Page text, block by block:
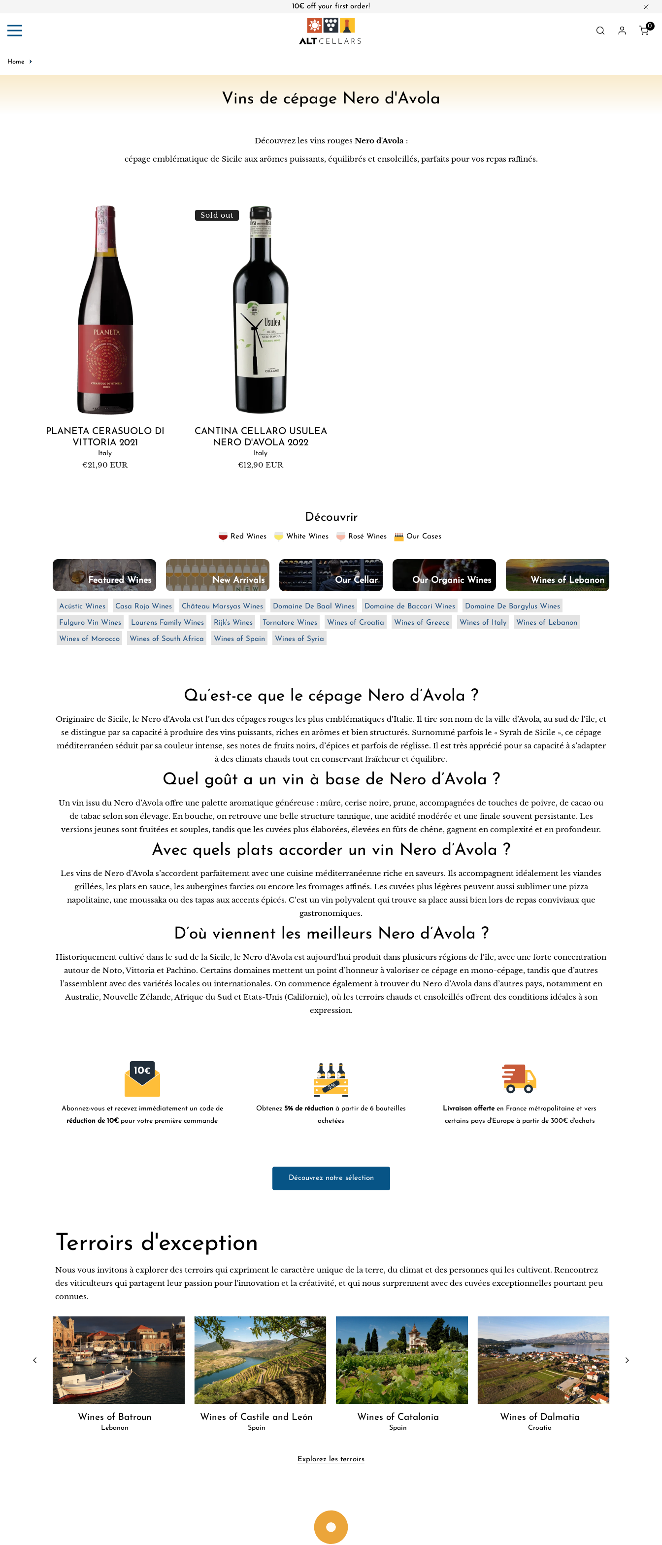
10€ off your first order!
Log in
0
Home
C
l
t
Vins de cépage Nero d'Avola
Découvrez les vins rouges Nero d'Avola:
cépage emblématique de Sicile aux arômes puissants, équilibrés et ensoleillés, parfaits pour vos repas raffinés.
Add to cart
PLANETA CERASUOLO DI
VITTORIA 2021
Italy
Regular
price
€21,90 EUR
Cantina
Sold out
Sold out
CANTINA CELLARO USULEA
NERO D'AVOLA 2022
Italy
Regular
price
€12,90 EUR
Découvrir
Red Wines White Wines Rosé Wines Our Cases
Featured Wines New Arrivals Our Cellar Our Organic Wines Wines of Lebanon
Acústic Wines Casa Rojo Wines Château Marsyas Wines Domaine De Baal Wines Domaine de Baccari Wines Domaine De Bargylus Wines
Fulguro Vin Wines Lourens Family Wines Rijk's Wines Tornatore Wines Wines of Croatia Wines of Greece Wines of Italy Wines of Lebanon
Wines of Morocco Wines of South Africa Wines of Spain Wines of Syria
Qu’est-ce que le cépage Nero d’Avola ?
Originaire de Sicile, le Nero d’Avola est l’un des cépages rouges les plus emblématiques d’Italie. Il tire son nom de la ville d’Avola, au sud de l’île, et
se distingue par sa capacité à produire des vins puissants, riches en arômes et bien structurés. Surnommé parfois le « Syrah de Sicile », ce cépage
méditerranéen séduit par sa couleur intense, ses notes de fruits noirs, d’épices et parfois de réglisse. Il est très apprécié pour sa capacité à s’adapter
à des climats chauds tout en conservant fraîcheur et équilibre.
Quel goût a un vin à base de Nero d’Avola ?
Un vin issu du Nero d’Avola offre une palette aromatique généreuse : mûre, cerise noire, prune, accompagnées de touches de poivre, de cacao ou
de tabac selon son élevage. En bouche, on retrouve une belle structure tannique, une acidité modérée et une finale souvent persistante. Les
versions jeunes sont fruitées et souples, tandis que les cuvées plus élaborées, élevées en fûts de chêne, gagnent en complexité et en profondeur.
Avec quels plats accorder un vin Nero d’Avola ?
Les vins de Nero d’Avola s’accordent parfaitement avec une cuisine méditerranéenne riche en saveurs. Ils accompagnent idéalement les viandes
grillées, les plats en sauce, les aubergines farcies ou encore les fromages affinés. Les cuvées plus légères peuvent aussi sublimer une pizza
napolitaine, une moussaka ou des tapas aux accents épicés. C’est un vin polyvalent qui trouve sa place aussi bien lors de repas conviviaux que
gastronomiques.
D’où viennent les meilleurs Nero d’Avola ?
Historiquement cultivé dans le sud de la Sicile, le Nero d’Avola est aujourd’hui produit dans plusieurs régions de l’île, avec une forte concentration
autour de Noto, Vittoria et Pachino. Certains domaines mettent un point d’honneur à valoriser ce cépage en mono-cépage, tandis que d’autres
l’assemblent avec des variétés locales ou internationales. On commence également à trouver du Nero d’Avola dans d’autres pays, notamment en
Australie, Nouvelle Zélande, Afrique du Sud et Etats-Unis (Californie), où les terroirs chauds et ensoleillés offrent des conditions idéales à son
expression.
Abonnez-vous et recevez immédiatement un code de
réduction de 10€ pour votre première commande
Obtenez 5% de réductionà partir de 6 bouteilles
achetées
Livraison offerteen France métropolitaine et vers
certains pays d'Europe à partir de 300€ d'achats
Découvrez notre sélection
Terroirs d'exception
Nous vous invitons à explorer des terroirs qui expriment le caractère unique de la terre, du climat et des personnes qui les cultivent. Rencontrez
des viticulteurs qui partagent leur passion pour l'innovation et la créativité, et qui nous surprennent avec des cuvées exceptionnelles pourtant peu
connues.
Wines of Batroun
Lebanon
Wines of Castile and León
Spain
Wines of Catalonia
Spain
Wines of Dalmatia
Croatia
Explorez les terroirs